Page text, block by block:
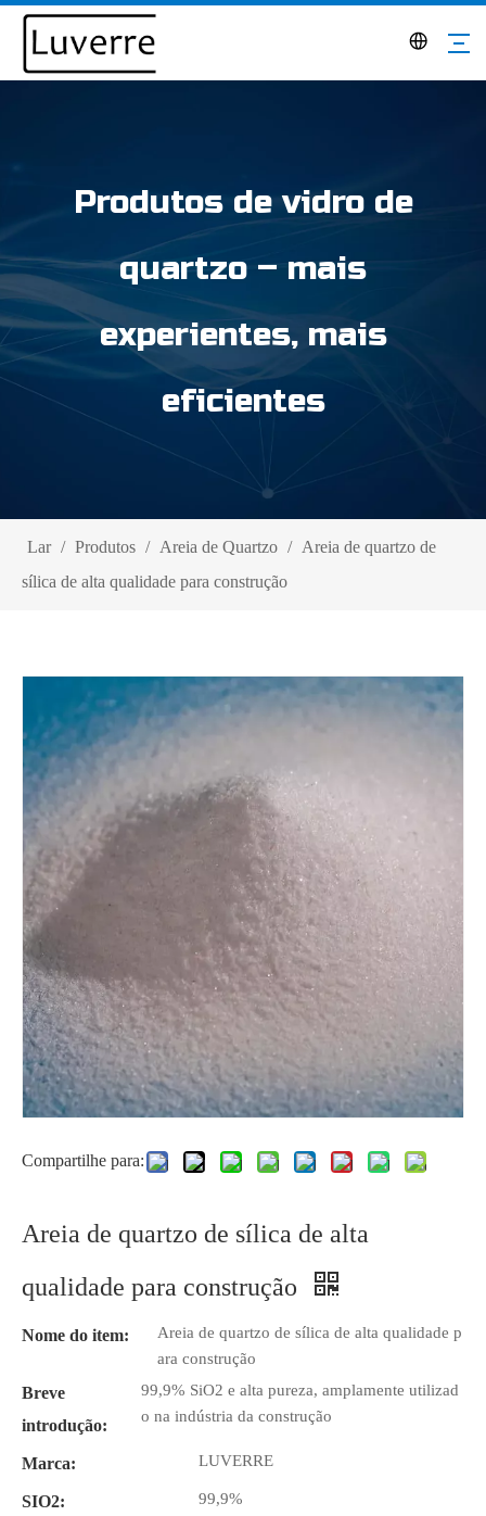
Produtos de vidro de
quartzo – mais
experientes, mais
eficientes
Lar / Produtos / Areia de Quartzo / Areia de quartzo de
sílica de alta qualidade para construção
Compartilhe para:
Areia de quartzo de sílica de alta
qualidade para construção
Nome do item:
Areia de quartzo de sílica de alta qualidade p
ara construção
Breve
introdução:
99,9% SiO2 e alta pureza, amplamente utilizad
o na indústria da construção
Marca: LUVERRE
SIO2: 99,9%